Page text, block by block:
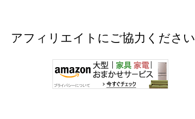
アフィリエイトにご協力ください